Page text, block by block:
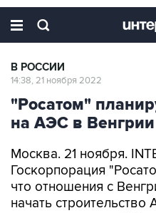
В РОССИИ
14:38, 21 ноября 2022
"Росатом"
на АЭС в
Москва. 21 ноября.
Госкорпорация
что отношения с
начать